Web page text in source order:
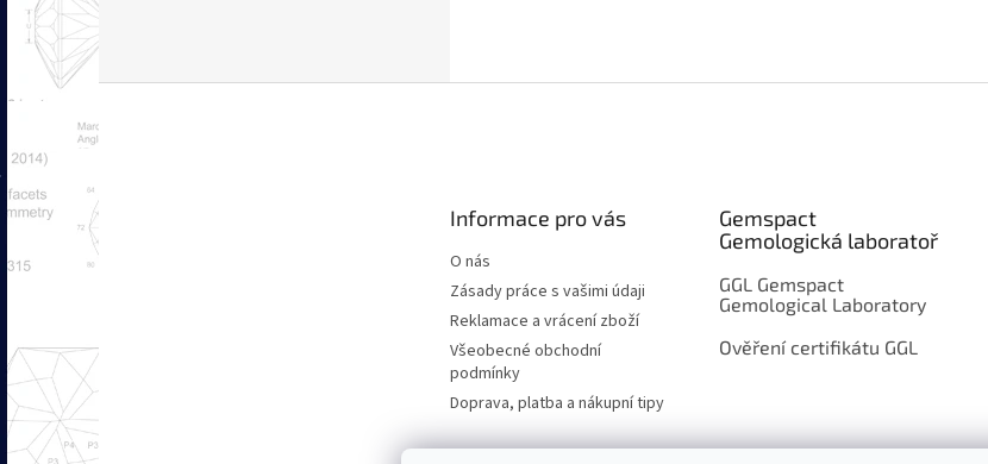
Z
a
Informace pro vás
O nás
Zásady práce s vašimi údaji
Reklamace a vrácení zboží
Všeobecné obchodní
podmínky
Doprava, platba a nákupní tipy
Gemspact
Gemologická laboratoř
GGL Gemspact
Gemological Laboratory
Ověření certifikátu GGL